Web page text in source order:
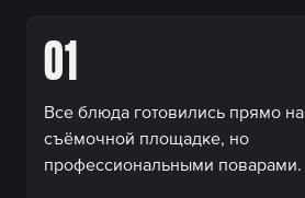
01
Все блюда готовились прямо на
съёмочной площадке, но
профессиональными поварами.